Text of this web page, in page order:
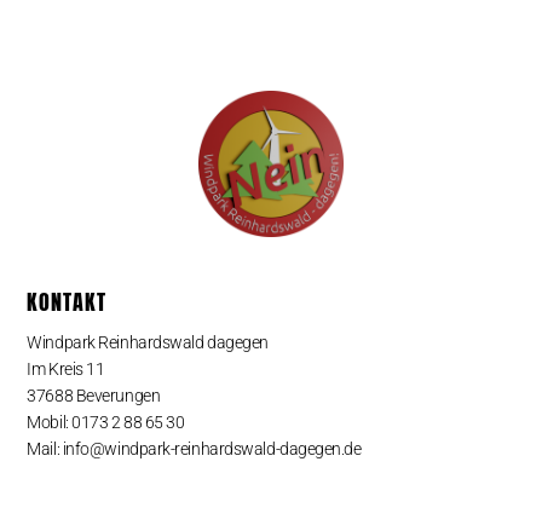
KONTAKT
Windpark Reinhardswald dagegen
Im Kreis 11
37688 Beverungen
Mobil: 0173 2 88 65 30
Mail: info@windpark-reinhardswald-dagegen.de